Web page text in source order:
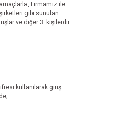
Firmamız ile
gibi sunulan
ve diğer 3. kişilerdir.
kullanılarak giriş